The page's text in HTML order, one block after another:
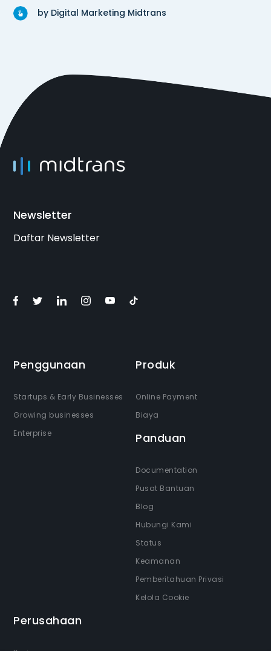
by Digital Marketing Midtrans
Newsletter
Daftar Newsletter
Penggunaan
Startups & Early Businesses
Growing businesses
Enterprise
Produk
Online Payment
Biaya
Panduan
Documentation
Pusat Bantuan
Blog
Hubungi Kami
Status
Keamanan
Pemberitahuan Privasi
Kelola Cookie
Perusahaan